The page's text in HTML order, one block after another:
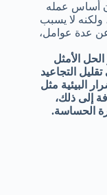
أساس عمله
لا يسبب
عدة عوامل،
الأمثل
التجاعيد
البيئية مثل
إلى ذلك،
الحساسة.